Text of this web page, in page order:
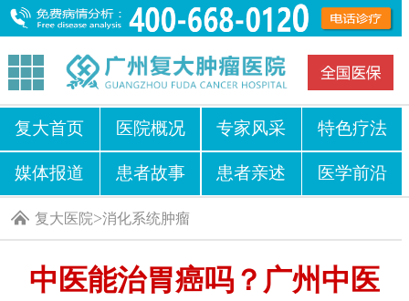
复大首页 医院概况 专家风采 特色疗法
媒体报道 患者故事 患者亲述 医学前沿
复大医院>消化系统肿瘤
中医能治胃癌吗？广州中医